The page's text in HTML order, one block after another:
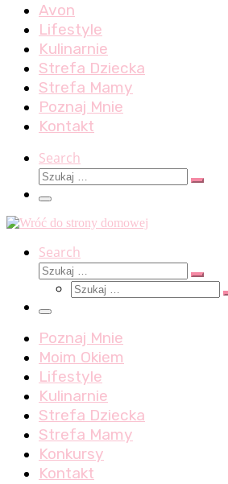
Avon
Lifestyle
Kulinarnie
Strefa Dziecka
Strefa Mamy
Poznaj Mnie
Kontakt
Search
Szukaj
Szukaj
Menu
Search
Szukaj
Szukaj
Szukaj
Menu
Poznaj Mnie
Moim Okiem
Lifestyle
Kulinarnie
Strefa Dziecka
Strefa Mamy
Konkursy
Kontakt